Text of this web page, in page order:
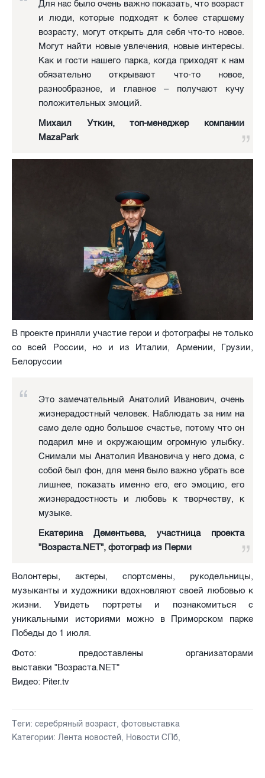
Для нас было очень важно показать, что возраст
и люди, которые подходят к более старшему
возрасту, могут открыть для себя что-то новое.
Могут найти новые увлечения, новые интересы.
Как и гости нашего парка, когда приходят к нам
обязательно открывают что-то новое,
разнообразное, и главное – получают кучу
положительных эмоций.
Михаил Уткин, топ-менеджер компании
MazaPark
В проекте приняли участие герои и фотографы не только
со всей России, но и из Италии, Армении, Грузии,
Белоруссии
Это замечательный Анатолий Иванович, очень
жизнерадостный человек. Наблюдать за ним на
само деле одно большое счастье, потому что он
подарил мне и окружающим огромную улыбку.
Снимали мы Анатолия Ивановича у него дома, с
собой был фон, для меня было важно убрать все
лишнее, показать именно его, его эмоцию, его
жизнерадостность и любовь к творчеству, к
музыке.
Екатерина Дементьева, участница проекта
"Возраста.NET", фотограф из Перми
Волонтеры, актеры, спортсмены, рукодельницы,
музыканты и художники вдохновляют своей любовью к
жизни. Увидеть портреты и познакомиться с
уникальными историями можно в Приморском парке
Победы до 1 июля.
Фото: предоставлены организаторами
выставки "Возраста.NET"
Видео: Piter.tv
Теги: серебряный возраст, фотовыставка
Категории: Лента новостей, Новости СПб,